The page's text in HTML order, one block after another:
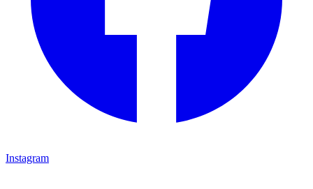
Instagram